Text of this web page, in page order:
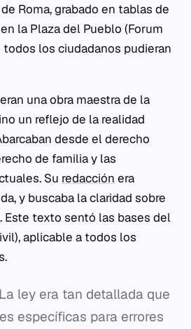
Roma, grabado en tablas de
la Plaza del Pueblo (Forum
todos los ciudadanos pudieran
una obra maestra de la
un reflejo de la realidad
desde el derecho
de familia y las
Su redacción era
y buscaba la claridad sobre
Este texto sentó las bases del
aplicable a todos los
La ley era tan detallada que
específicas para errores